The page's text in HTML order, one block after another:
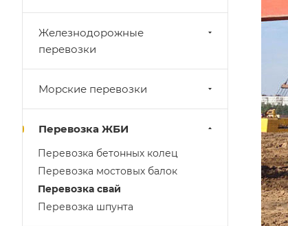
Железнодорожные
перевозки
Морские перевозки
Перевозка ЖБИ
Перевозка бетонных колец
Перевозка мостовых балок
Перевозка свай
Перевозка шпунта